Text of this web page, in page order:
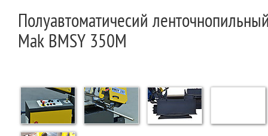
Полуавтоматичесий
Mak BMSY 350M